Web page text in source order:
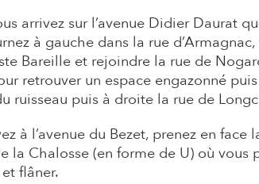
arrivez sur l’avenue Didier Daurat
à gauche dans la rue
Bareille et rejoindre la rue de
retrouver un espace engazonné
ruisseau puis à droite la rue de
à l’avenue du Bezet, prenez en face
la Chalosse (en forme de U) où vous
flâner.​